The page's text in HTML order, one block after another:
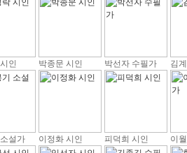
인 박종문 시인 박선자 수필가 김
설가 이정화 시인 피덕희 시인 이